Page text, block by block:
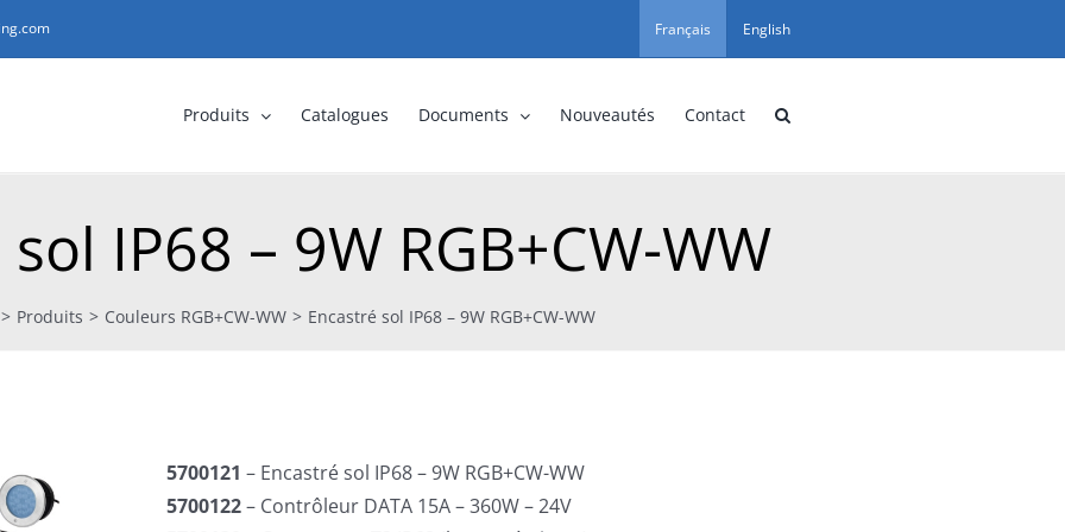
Français English
Produits Catalogues Documents Nouveautés Contact
IP68 – 9W RGB+CW-WW
> Produits > Couleurs RGB+CW-WW > Encastré sol IP68 – 9W RGB+CW-WW
5700121 – Encastré sol IP68 – 9W RGB+CW-WW
5700122– Contrôleur DATA 15A – 360W – 24V